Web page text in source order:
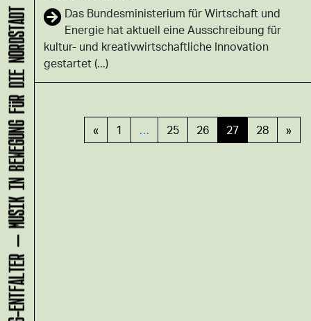
Das Bundesministerium für Wirtschaft und
Energie hat aktuell eine Ausschreibung für
kultur- und kreativwirtschaftliche Innovation
gestartet (...)
« 1 … 25 26 27 28 »
KLANG-ENTFALTER – MUSIK IN BEWEGUNG FÜR DIE NORDSTADT